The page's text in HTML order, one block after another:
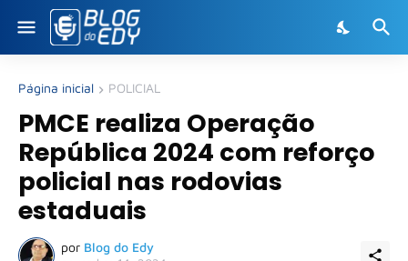
Página inicial POLICIAL
PMCE realiza Operação
República 2024 com reforço
policial nas rodovias
estaduais
por Blog do Edy